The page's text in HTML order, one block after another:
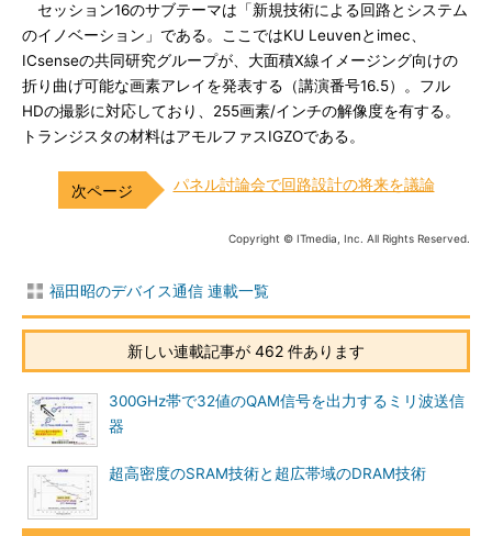
セッション16のサブテーマは「新規技術による回路とシステム
のイノベーション」である。ここではKU Leuvenとimec、
ICsenseの共同研究グループが、大面積X線イメージング向けの
折り曲げ可能な画素アレイを発表する（講演番号16.5）。フル
HDの撮影に対応しており、255画素/インチの解像度を有する。
トランジスタの材料はアモルファスIGZOである。
パネル討論会で回路設計の将来を議論
Copyright © ITmedia, Inc. All Rights Reserved.
福田昭のデバイス通信 連載一覧
新しい連載記事が 462 件あります
300GHz帯で32値のQAM信号を出力するミリ波送信
器
超高密度のSRAM技術と超広帯域のDRAM技術